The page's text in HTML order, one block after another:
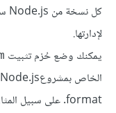
كل نسخة من Node.js ستُتابع حُزمها الخاصة بها، وسيكون
لإدارتها.
يمكنك وضع حُزم تثبيت
format. على سبيل المثال، بالنسبة للوحدة